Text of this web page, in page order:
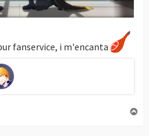
fanservice, i m'encanta